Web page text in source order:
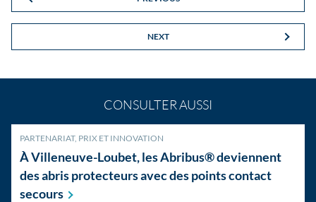
NEXT
CONSULTER AUSSI
PARTENARIAT, PRIX ET INNOVATION
À Villeneuve-Loubet, les Abribus® deviennent
des abris protecteurs avec des points contact
secours